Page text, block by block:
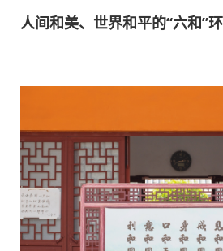
人间和美、世界和平的“六和”